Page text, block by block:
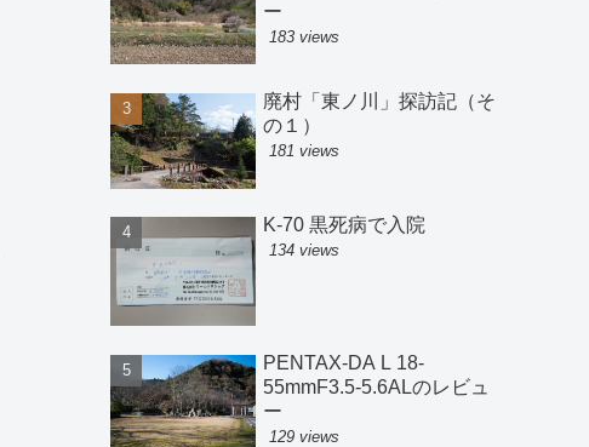
ー
183 views
廃村「東ノ川」探訪記（そ
の１）
181 views
K-70 黒死病で入院
134 views
PENTAX-DA L 18-
55mmF3.5-5.6ALのレビュ
ー
129 views